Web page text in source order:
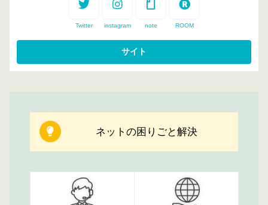
Twitter instagram note ROOM
ネットの困りごと解決